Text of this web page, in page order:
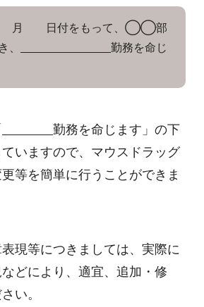
付をもって、◯◯部
勤務を命じ
勤務を命じます」の下
いますので、マウスドラッグ
等を簡単に行うことができま
現等につきましては、実際に
どにより、適宜、追加・修
い。